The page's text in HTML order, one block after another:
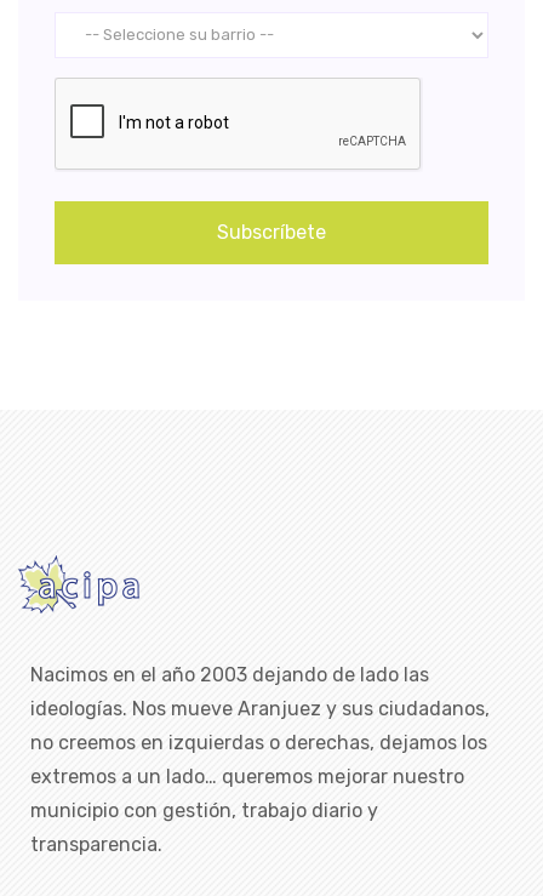
Subscríbete
Nacimos en el año 2003 dejando de lado las
ideologías. Nos mueve Aranjuez y sus ciudadanos,
no creemos en izquierdas o derechas, dejamos los
extremos a un lado… queremos mejorar nuestro
municipio con gestión, trabajo diario y
transparencia.